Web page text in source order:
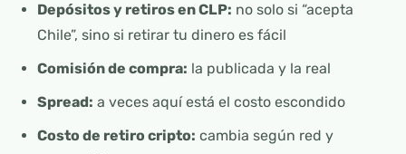
Depósitos y retiros en CLP: no solo si “acepta
Chile”, sino si retirar tu dinero es fácil
Comisión de compra: la publicada y la real
Spread: a veces aquí está el costo escondido
Costo de retiro cripto: cambia según red y